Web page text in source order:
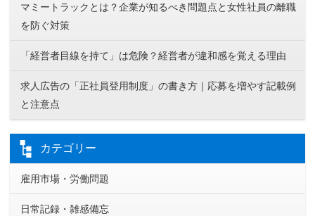
マミートラックとは？企業が知るべき問題点と女性社員の離職
を防ぐ対策
「経営者目線を持て」は危険？経営者が違和感を覚える理由
求人広告の「正社員登用制度」の書き方｜応募を増やす記載例
と注意点
カテゴリー
雇用市場・労働問題
日常記録・雑感備忘